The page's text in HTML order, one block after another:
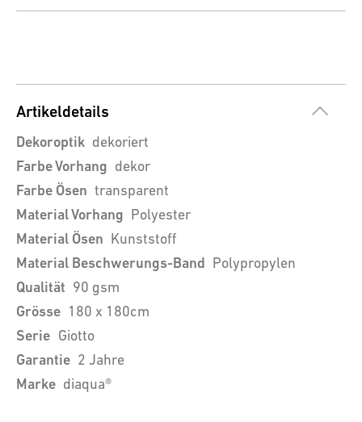
Artikeldetails
Dekoroptik dekoriert
Farbe Vorhang dekor
Farbe Ösen transparent
Material Vorhang Polyester
Material Ösen Kunststoff
Material Beschwerungs-Band Polypropylen
Qualität 90 gsm
Grösse 180 x 180cm
Serie Giotto
Garantie 2 Jahre
Marke diaqua®